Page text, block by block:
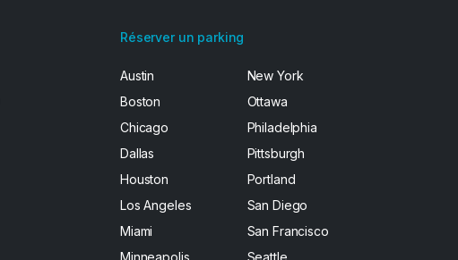
Réserver un parking
Austin
Boston
Chicago
Dallas
Houston
Los Angeles
Miami
Minneapolis
New York
Ottawa
Philadelphia
Pittsburgh
Portland
San Diego
San Francisco
Seattle